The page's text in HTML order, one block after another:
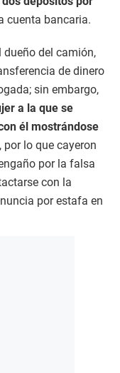
cuenta bancaria.
dueño del camión,
de dinero
sin embargo,
a la que se
él mostrándose
, por lo que cayeron
por la falsa
con la
por estafa en